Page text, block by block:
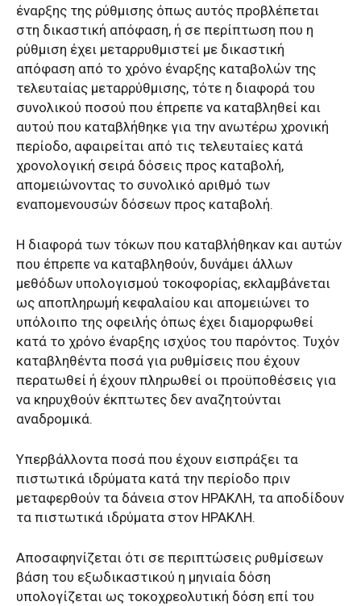
έναρξης της ρύθμισης όπως αυτός προβλέπεται
στη δικαστική απόφαση, ή σε περίπτωση που η
ρύθμιση έχει μεταρρυθμιστεί με δικαστική
απόφαση από το χρόνο έναρξης καταβολών της
τελευταίας μεταρρύθμισης, τότε η διαφορά του
συνολικού ποσού που έπρεπε να καταβληθεί και
αυτού που καταβλήθηκε για την ανωτέρω χρονική
περίοδο, αφαιρείται από τις τελευταίες κατά
χρονολογική σειρά δόσεις προς καταβολή,
απομειώνοντας το συνολικό αριθμό των
εναπομενουσών δόσεων προς καταβολή.
Η διαφορά των τόκων που καταβλήθηκαν και αυτών
που έπρεπε να καταβληθούν, δυνάμει άλλων
μεθόδων υπολογισμού τοκοφορίας, εκλαμβάνεται
ως αποπληρωμή κεφαλαίου και απομειώνει το
υπόλοιπο της οφειλής όπως έχει διαμορφωθεί
κατά το χρόνο έναρξης ισχύος του παρόντος. Τυχόν
καταβληθέντα ποσά για ρυθμίσεις που έχουν
περατωθεί ή έχουν πληρωθεί οι προϋποθέσεις για
να κηρυχθούν έκπτωτες δεν αναζητούνται
αναδρομικά.
Υπερβάλλοντα ποσά που έχουν εισπράξει τα
πιστωτικά ιδρύματα κατά την περίοδο πριν
μεταφερθούν τα δάνεια στον ΗΡΑΚΛΗ, τα αποδίδουν
τα πιστωτικά ιδρύματα στον ΗΡΑΚΛΗ.
Αποσαφηνίζεται ότι σε περιπτώσεις ρυθμίσεων
βάση του εξωδικαστικού η μηνιαία δόση
υπολογίζεται ως τοκοχρεολυτική δόση επί του